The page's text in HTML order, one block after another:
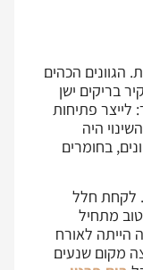
הגוונים הכהים
בריקים ישן
לייצר פתיחות
היה
בחומרים
לקחת חלל
מתחיל
לאורח
מקום שנעים